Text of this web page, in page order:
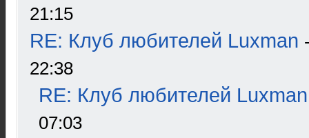
21:15
RE: Клуб любителей Luxman
22:38
RE: Клуб любителей Luxman
07:03